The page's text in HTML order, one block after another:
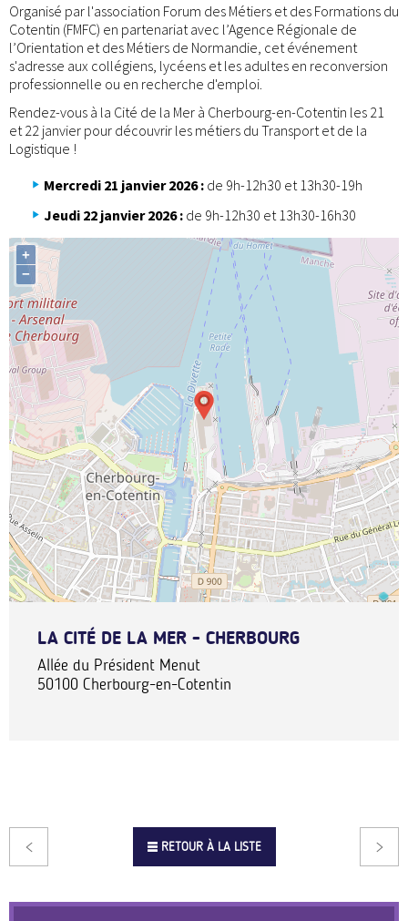
Organisé par l'association Forum des Métiers et des Formations du
Cotentin (FMFC) en partenariat avec l’Agence Régionale de
l’Orientation et des Métiers de Normandie, cet événement
s'adresse aux collégiens, lycéens et les adultes en reconversion
professionnelle ou en recherche d'emploi.
Rendez-vous à la Cité de la Mer à Cherbourg-en-Cotentin les 21
et 22 janvier pour découvrir les métiers du Transport et de la
Logistique !
Mercredi 21 janvier 2026 : de 9h-12h30 et 13h30-19h
Jeudi 22 janvier 2026 : de 9h-12h30 et 13h30-16h30
+
−
LA CITÉ DE LA MER - CHERBOURG
Allée du Président Menut
50100 Cherbourg-en-Cotentin
RETOUR À LA LISTE